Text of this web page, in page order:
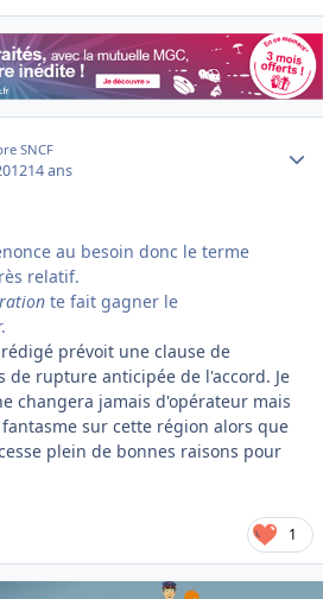
SNCF
14 ans
au besoin donc le terme
relatif.
te fait gagner le
prévoit une clause de
de rupture anticipée de l'accord. Je
changera jamais d'opérateur mais
sur cette région alors que
plein de bonnes raisons pour
1